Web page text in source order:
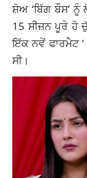
ਸ਼ੋਅ ‘ਬਿੱਗ ਬੌਸ’
15 ਸੀਜ਼ਨ ਪੂਰੇ ਹੋ
ਇੱਕ ਨਵੇਂ ਫਾਰਮੈਟ ‘
ਸੀ।